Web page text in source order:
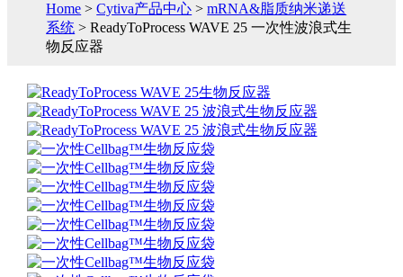
Home >Cytiva产品中心 >mRNA&脂质纳米递送
系统 > ReadyToProcess WAVE 25 一次性波浪式生
物反应器